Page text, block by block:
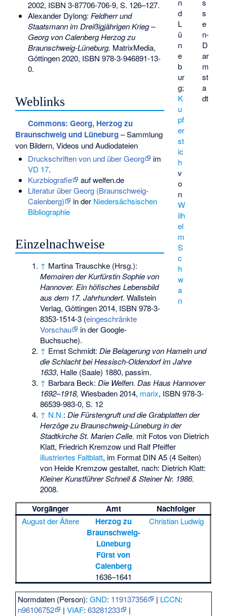
s
s
e
n-
D
ar
m
st
a
dt
n
d
L
ü
n
e
b
ur
g;
K
u
pf
er
st
ic
h
v
o
n
W
ilh
el
m
S
c
h
w
a
n
2002, ISBN 3-87706-706-9, S. 126–127.
Alexander Dylong: Feldherr und
Staatsmann im Dreißigjährigen Krieg –
Georg von Calenberg Herzog zu
Braunschweig-Lüneburg. MatrixMedia,
Göttingen 2020, ISBN 978-3-946891-13-
0.
Weblinks
Commons: Georg, Herzog zu
Braunschweig und Lüneburg– Sammlung
von Bildern, Videos und Audiodateien
Druckschriften von und über Georg
im
VD 17.
Kurzbiografie
auf welfen.de
Literatur über Georg (Braunschweig-
Calenberg)
in der Niedersächsischen
Bibliographie
Einzelnachweise
↑ Martina Trauschke (Hrsg.):
Memoiren der Kurfürstin Sophie von
Hannover. Ein höfisches Lebensbild
aus dem 17. Jahrhundert. Wallstein
Verlag, Göttingen 2014, ISBN 978-3-
8353-1514-3 (eingeschränkte
Vorschau
in der Google-
Buchsuche).
↑ Ernst Schmidt:Die Belagerung von Hameln und
die Schlacht bei Hessisch-Oldendorf im Jahre
1633, Halle (Saale) 1880, passim.
↑ Barbara Beck:Die Welfen. Das Haus Hannover
1692–1918, Wiesbaden 2014, marix, ISBN 978-3-
86539-983-0, S. 12
↑ N.N.:Die Fürstengruft und die Grabplatten der
Herzöge zu Braunschweig-Lüneburg in der
Stadtkirche St. Marien Celle. mit Fotos von Dietrich
Klatt, Friedrich Kremzow und Ralf Pfeiffer
illustriertes Faltblatt, im Format DIN A5 (4 Seiten)
von Heide Kremzow gestaltet, nach: Dietrich Klatt:
Kleiner Kunstführer Schnell & Steiner Nr. 1986.
2008.
Vorgänger Amt Nachfolger
August der Ältere
Herzog zu
Braunschweig-
Lüneburg
Fürst von
Calenberg
1636–1641
Christian Ludwig
Normdaten (Person):GND: 119137356 | LCCN:
n96106752
|VIAF:63281233 |